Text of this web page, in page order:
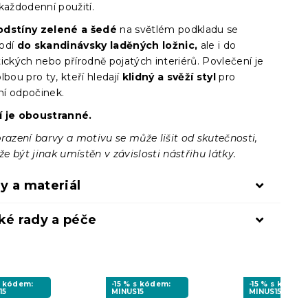
použití.
zelené a šedé na světlém podkladu se
do skandinávsky laděných ložnic, ale i do
nebo přírodně pojatých interiérů. Povlečení je
pro ty, kteří hledajíklidný a svěží styl pro
odpočinek.
je oboustranné.
barvy a motivu se může lišit od skutečnosti,
být jinak umístěn v závislosti nástřihu látky.
a materiál
rady a péče
kódem:
-15 % s kódem:
MINUS15
-15 % s kódem:
MINUS15